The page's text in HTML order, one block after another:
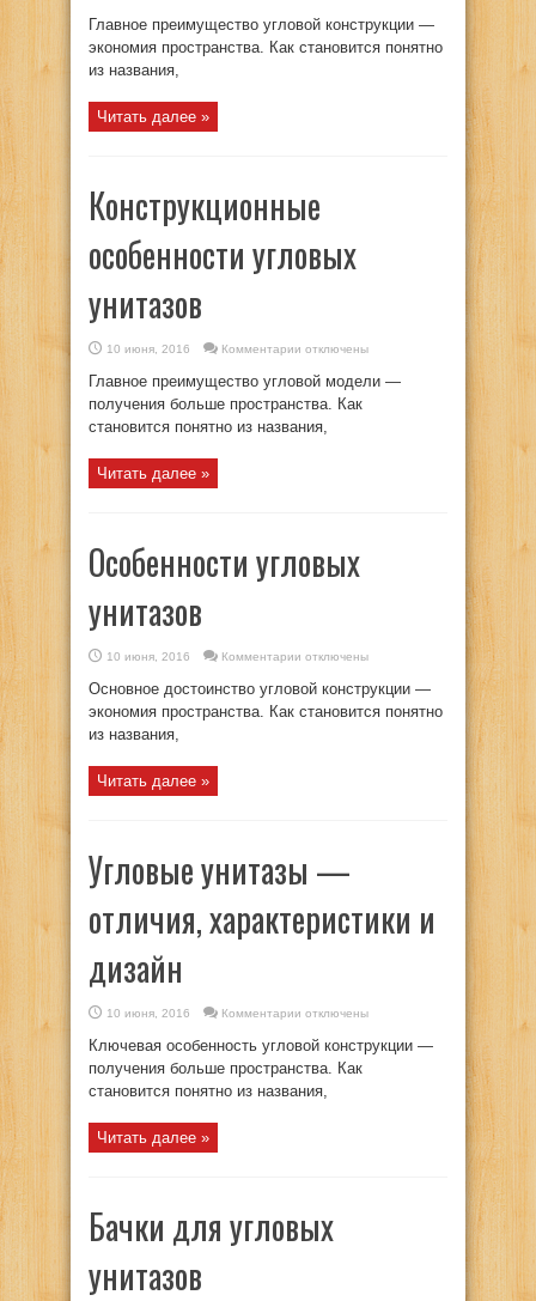
Размеры
унитазов:
напольных,
подвесных,
Главное преимущество угловой конструкции —
экономия пространства. Как становится понятно
из названия,
Читать далее »
Конструкционные
особенности угловых
унитазов
10 июня, 2016 Комментарии
Конструкционные
особенности
угловых
унитазов
отключены
Главное преимущество угловой модели —
получения больше пространства. Как
становится понятно из названия,
Читать далее »
Особенности угловых
унитазов
10 июня, 2016 Комментарии
Особенности
угловых
унитазов
отключены
Основное достоинство угловой конструкции —
экономия пространства. Как становится понятно
из названия,
Читать далее »
Угловые унитазы —
отличия, характеристики и
дизайн
10 июня, 2016 Комментарии
Угловые
унитазы
—
отличия,
характеристики
отключены
Ключевая особенность угловой конструкции —
получения больше пространства. Как
становится понятно из названия,
Читать далее »
Бачки для угловых
унитазов